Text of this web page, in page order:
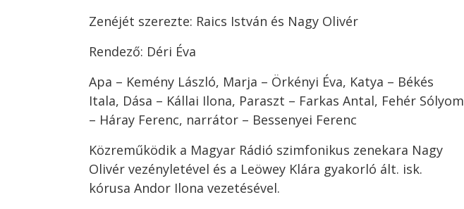
Zenéjét szerezte: Raics István és Nagy Olivér
Rendező: Déri Éva
Apa – Kemény László, Marja – Örkényi Éva, Katya – Békés
Itala, Dása – Kállai Ilona, Paraszt – Farkas Antal, Fehér Sólyom
– Háray Ferenc, narrátor – Bessenyei Ferenc
Közreműködik a Magyar Rádió szimfonikus zenekara Nagy
Olivér vezényletével és a Leöwey Klára gyakorló ált. isk.
kórusa Andor Ilona vezetésével.